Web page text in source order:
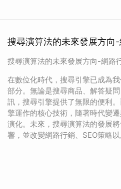
搜尋演算法的未來發展方向
搜尋演算法的未來發展方向-網路
在數位化時代，搜尋引擎已成為
部分。無論是搜尋商品、解答疑
訊，搜尋引擎提供了無限的便利
擎運作的核心技術，隨著時代變
演化。未來，搜尋演算法的發展
響，並改變網路行銷、SEO策略以